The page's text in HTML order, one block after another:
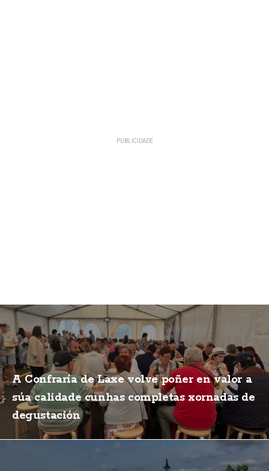
A Confraría de Laxe volve poñer en valor a
súa calidade cunhas completas xornadas de
degustación